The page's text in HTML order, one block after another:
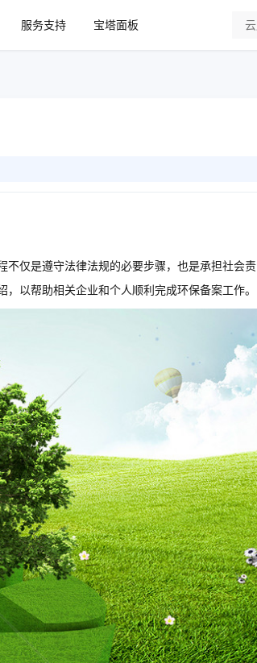
服务支持
宝塔面板
仅是遵守法律法规的必要步骤，也是承担社会责
以帮助相关企业和个人顺利完成环保备案工作。